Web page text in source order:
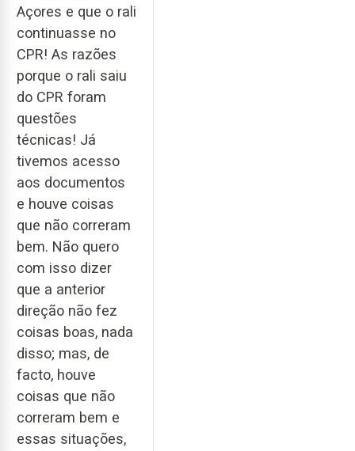
Açores e que o rali
continuasse no
CPR! As razões
porque o rali saiu
do CPR foram
questões
técnicas! Já
tivemos acesso
aos documentos
e houve coisas
que não correram
bem. Não quero
com isso dizer
que a anterior
direção não fez
coisas boas, nada
disso; mas, de
facto, houve
coisas que não
correram bem e
essas situações,